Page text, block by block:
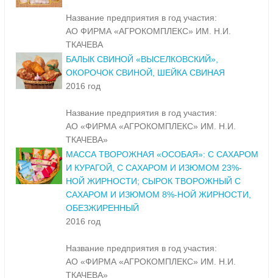
Название предприятия в год участия:
АО ФИРМА «АГРОКОМПЛЕКС» ИМ. Н.И.
ТКАЧЕВА
БАЛЫК СВИНОЙ «ВЫСЕЛКОВСКИЙ»,
ОКОРОЧОК СВИНОЙ, ШЕЙКА СВИНАЯ
2016 год
Название предприятия в год участия:
АО «ФИРМА «АГРОКОМПЛЕКС» ИМ. Н.И.
ТКАЧЕВА»
МАССА ТВОРОЖНАЯ «ОСОБАЯ»: С САХАРОМ
И КУРАГОЙ, С САХАРОМ И ИЗЮМОМ 23%-
НОЙ ЖИРНОСТИ; СЫРОК ТВОРОЖНЫЙ С
САХАРОМ И ИЗЮМОМ 8%-НОЙ ЖИРНОСТИ,
ОБЕЗЖИРЕННЫЙ
2016 год
Название предприятия в год участия:
АО «ФИРМА «АГРОКОМПЛЕКС» ИМ. Н.И.
ТКАЧЕВА»